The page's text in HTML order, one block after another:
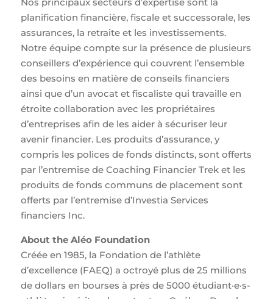
planification financière, fiscale et successorale, les
assurances, la retraite et les investissements.
Notre équipe compte sur la présence de plusieurs
conseillers d’expérience qui couvrent l’ensemble
des besoins en matière de conseils financiers
ainsi que d’un avocat et fiscaliste qui travaille en
étroite collaboration avec les propriétaires
d’entreprises afin de les aider à sécuriser leur
avenir financier. Les produits d’assurance, y
compris les polices de fonds distincts, sont offerts
par l’entremise de Coaching Financier Trek et les
produits de fonds communs de placement sont
offerts par l’entremise d’Investia Services
financiers Inc.
About the Aléo Foundation
Créée en 1985, la Fondation de l’athlète
d’excellence (FAEQ) a octroyé plus de 25 millions
de dollars en bourses à près de 5000 étudiant·e·s-